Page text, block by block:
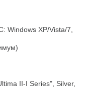
Windows XP/Vista/7,
II-I Series", Silver,